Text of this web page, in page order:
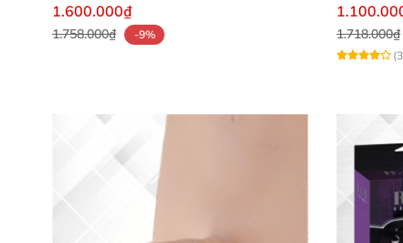
Chế độ rung được chiều chỉnh qua bản điều
được mô phỏng theo nhịp cơ thể
1.600.000₫
1.758.000₫ -9% 1.718.000₫